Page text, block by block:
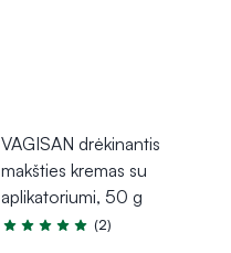
VAGISAN drėkinantis
makšties kremas su
aplikatoriumi, 50 g
Įvertinimas 5.0 iš 5
(2)